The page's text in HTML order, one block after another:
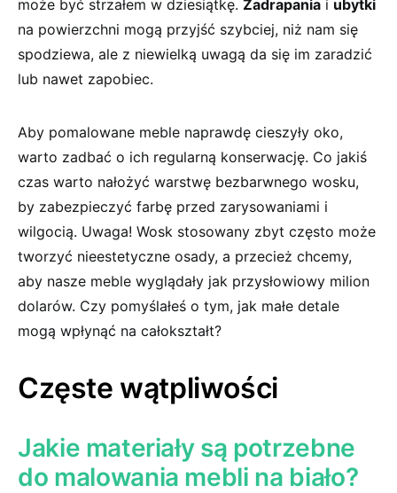
może być strzałem w dziesiątkę. Zadrapania i ubytki
na powierzchni mogą⁢ przyjść szybciej, niż nam się
spodziewa, ale z niewielką uwagą da się im zaradzić
lub nawet zapobiec.
Aby pomalowane meble naprawdę cieszyły oko,
warto zadbać o ich regularną konserwację. Co jakiś
czas warto nałożyć‍ warstwę bezbarwnego wosku,
‍by zabezpieczyć farbę przed ‍zarysowaniami i
wilgocią. Uwaga! Wosk stosowany zbyt często może
tworzyć nieestetyczne osady, a przecież chcemy,
aby⁣ nasze ⁣meble wyglądały jak przysłowiowy milion
dolarów. Czy pomyślałeś o tym, jak małe detale
mogą ⁢wpłynąć na ‌całokształt?
Częste wątpliwości
Jakie ⁤materiały są potrzebne
do malowania mebli na biało?